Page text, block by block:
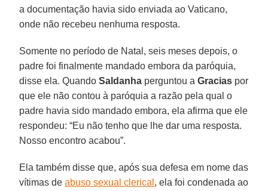
a documentação havia sido enviada ao Vaticano,
onde não recebeu nenhuma resposta.
Somente no período de Natal, seis meses depois, o
padre foi finalmente mandado embora da paróquia,
disse ela. QuandoSaldanha perguntou aGracias por
que ele não contou à paróquia a razão pela qual o
padre havia sido mandado embora, ela afirma que ele
respondeu: “Eu não tenho que lhe dar uma resposta.
Nosso encontro acabou”.
Ela também disse que, após sua defesa em nome das
vítimas deabuso sexual clerical , ela foi condenada ao